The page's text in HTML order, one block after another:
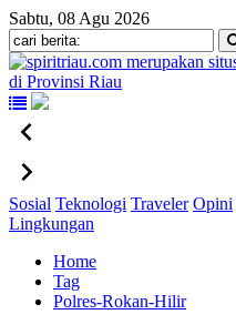
Sabtu, 08 Agu 2026
Sosial Teknologi Traveler Opini
Lingkungan
Home
Tag
Polres-Rokan-Hilir